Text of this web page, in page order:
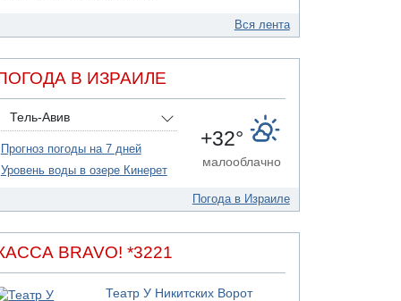
07.08.2026 06:47
от Бейт-Шемеша погиб
07.08.2026 06:24
Саудовская Аравия сообщает о нападении
хуситов
06.08.2026 13:43
электрической компании
06.08.2026 13:07
Кирьят-Арбы пожар на местности
Вся лента
В ИЗРАИЛЕ
Тель-Авив
Прогноз погоды на 7 дней
Уровень воды в озере Кинерет
+32°
малооблачно
Погода в Израиле
BRAVO! *3221
Театр У Никитских Ворот